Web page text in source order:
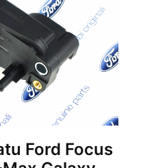
Ford Focus